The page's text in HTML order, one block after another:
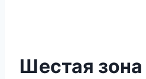
Шестая